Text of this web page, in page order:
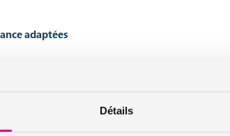
Détails
adaptées
offrent souvent des tarifs plus compétitifs.
en conséquence.
dédiées aux malussés, proposant des